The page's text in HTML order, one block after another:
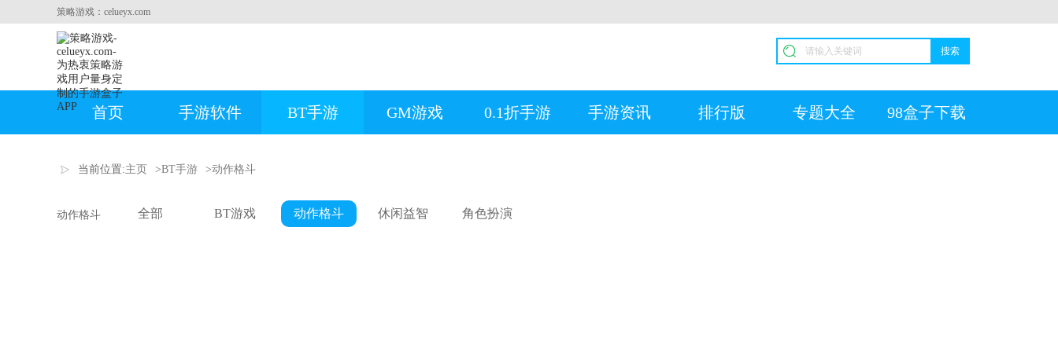
策略游戏：celueyx.com
搜索
首页 手游软件 BT手游 GM游戏 0.1折手游 手游资讯 排行版 专题大全 98盒子下载
当前位置:主页 >BT手游 >动作格斗
动作格斗 全部 BT游戏 动作格斗 休闲益智 角色扮演